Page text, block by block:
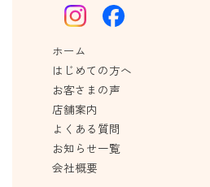
ホーム
はじめての方へ
お客さまの声
店舗案内
よくある質問
お知らせ一覧
会社概要